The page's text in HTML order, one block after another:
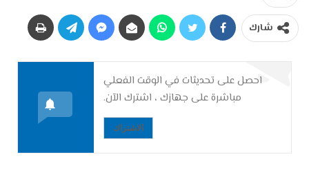
شارك
احصل على تحديثات في الوقت الفعلي
مباشرة على جهازك ، اشترك الآن.
الاشتراك